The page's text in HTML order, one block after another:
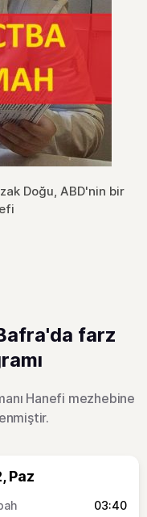
Doğu, ABD'nin bir
farz
Hanefi mezhebine
Paz
03:40